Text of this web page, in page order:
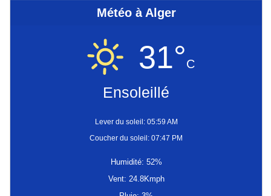
Météo à Alger
31°C
Ensoleillé
Lever du soleil: 05:59 AM
Coucher du soleil: 07:47 PM
Humidité: 52%
Vent: 24.8Kmph